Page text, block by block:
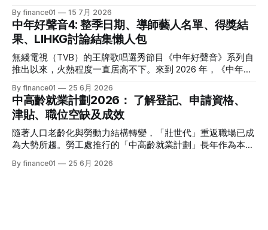
格價與部署，以下先將這 15 隻橫跨港股、美股及基金的明星
收息產品進行系統性匯總： 範疇代號 / 名稱產品性質2026年
估算年化股息率 / 派息率派息頻率核心定位與優勢港股中國移
動 (00941)通訊藍籌6.5% - 6.6%半年配國企巨頭，現金流極
強，兼具防守與增長。港股中國海洋石油 (00883)能源藍籌
5.8% - 6.0%半年配受益於地緣政治與油價，
場目前有相當多穩健的防守型工具。本文為大家盤點 2026 年
香港最新主流低風險投資產品，橫向比較其利弊，並揭秘連登
（LIHKG）「財經台」巴打們最真實、最不留情面的毒舌評
價！ 2026年香港熱門低風險投資工具一覽 在香港，低風險投
資主要圍繞「保本」與「高流動性」展開。以下是 2026 年最
受市場歡迎的 5 大產品比較： 投資工具2026年預估年回報率
資金鎖定期適合對象風險等級港元/美元定期存款2.4% - 4.0%1
個月至1年不等追求絕對保本、懶得操作的人⭐ (極低)美國國庫
債券 (T-Bills)4.0% - 4.5%1個月至30年不等懂得用美股 App、
追求比定存更高息的人⭐ (極低) 香港政府零售債券
By finance01 15 7月 2026
中年好聲音4: 整季日期、導師藝人名單、得獎結
果、LIHKG討論結集懶人包
無綫電視（TVB）的王牌歌唱選秀節目《中年好聲音》系列自
推出以來，火熱程度一直居高不下。來到 2026 年，《中年好
了更新穎的賽制，舞台與音響規格全面升級，參賽者的背景更
是臥虎藏龍，由退隱江湖的昔日歌手到各行各業的隱世歌王，
再次掀起全城「追星」與「懷舊」熱潮。 如果你錯過了部分
精彩集數，或者想一氣呵成重溫整季的精華，這篇《中年好聲
音 4》全方位懶人包將為你系統化地盤點整季賽期、星級陣
容、終極結果，並結集連登（LIHKG）討論區最地道的爆笑與
血淚評價！ 《中年好聲音 4》整季賽期與播放時間表 本季
By finance01 25 6月 2026
中高齡就業計劃2026： 了解登記、申請資格、
津貼、職位空缺及成效
隨著人口老齡化與勞動力結構轉變，「壯世代」重返職場已成
為大勢所趨。勞工處推行的「中高齡就業計劃」長年作為本港
企業聘用年長勞動力。本文將為您全面拆解 2026 年最新優化
By finance01 25 6月 2026